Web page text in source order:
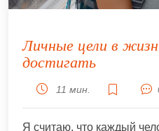
Личные цели в
достигать
11 мин.
Я считаю, что каждый